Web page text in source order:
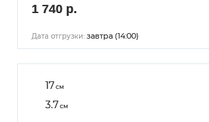
1 740 р.
Дата отгрузки: завтра (14:00)
17см
3.7см